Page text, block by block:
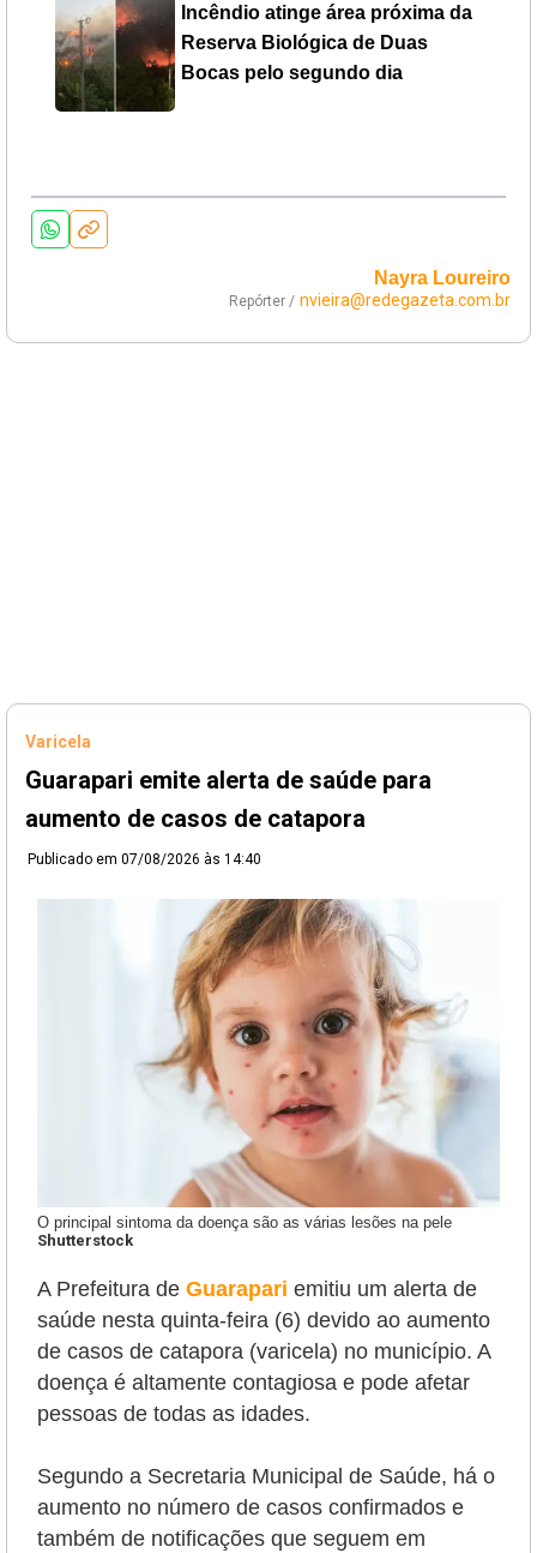
Incêndio atinge área próxima da
Reserva Biológica de Duas
Bocas pelo segundo dia
Nayra Loureiro
Repórter / nvieira@redegazeta.com.br
Varicela
Guarapari emite alerta de saúde para
aumento de casos de catapora
Publicado em 07/08/2026 às 14:40
O principal sintoma da doença são as várias lesões na pele
Shutterstock
A Prefeitura de Guarapari emitiu um alerta de
saúde nesta quinta-feira (6) devido ao aumento
de casos de catapora (varicela) no município. A
doença é altamente contagiosa e pode afetar
pessoas de todas as idades.
Segundo a Secretaria Municipal de Saúde, há o
aumento no número de casos confirmados e
também de notificações que seguem em